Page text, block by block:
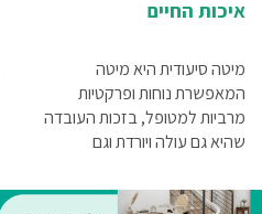
איכות החיים
מיטה סיעודית היא מיטה
המאפשרת נוחות ופרקטיות
מרביות למטופל, בזכות העובדה
שהיא גם עולה ויורדת וגם
למגוון מצבי ישיבה ושכיבה